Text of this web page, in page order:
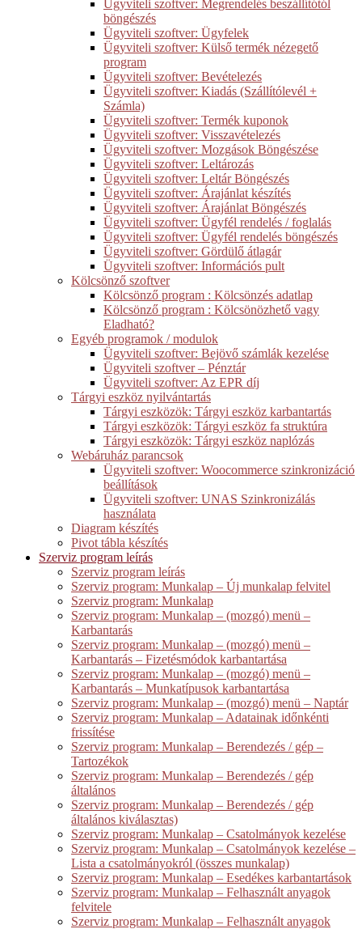
Ügyviteli szoftver: Megrendelés beszállítótól
böngészés
Ügyviteli szoftver: Ügyfelek
Ügyviteli szoftver: Külső termék nézegető
program
Ügyviteli szoftver: Bevételezés
Ügyviteli szoftver: Kiadás (Szállítólevél +
Számla)
Ügyviteli szoftver: Termék kuponok
Ügyviteli szoftver: Visszavételezés
Ügyviteli szoftver: Mozgások Böngészése
Ügyviteli szoftver: Leltározás
Ügyviteli szoftver: Leltár Böngészés
Ügyviteli szoftver: Árajánlat készítés
Ügyviteli szoftver: Árajánlat Böngészés
Ügyviteli szoftver: Ügyfél rendelés / foglalás
Ügyviteli szoftver: Ügyfél rendelés böngészés
Ügyviteli szoftver: Gördülő átlagár
Ügyviteli szoftver: Információs pult
Kölcsönző szoftver
Kölcsönző program : Kölcsönzés adatlap
Kölcsönző program : Kölcsönözhető vagy
Eladható?
Egyéb programok / modulok
Ügyviteli szoftver: Bejövő számlák kezelése
Ügyviteli szoftver – Pénztár
Ügyviteli szoftver: Az EPR díj
Tárgyi eszköz nyilvántartás
Tárgyi eszközök: Tárgyi eszköz karbantartás
Tárgyi eszközök: Tárgyi eszköz fa struktúra
Tárgyi eszközök: Tárgyi eszköz naplózás
Webáruház parancsok
Ügyviteli szoftver: Woocommerce szinkronizáció
beállítások
Ügyviteli szoftver: UNAS Szinkronizálás
használata
Diagram készítés
Pivot tábla készítés
Szerviz program leírás
Szerviz program leírás
Szerviz program: Munkalap – Új munkalap felvitel
Szerviz program: Munkalap
Szerviz program: Munkalap – (mozgó) menü –
Karbantarás
Szerviz program: Munkalap – (mozgó) menü –
Karbantarás – Fizetésmódok karbantartása
Szerviz program: Munkalap – (mozgó) menü –
Karbantarás – Munkatípusok karbantartása
Szerviz program: Munkalap – (mozgó) menü – Naptár
Szerviz program: Munkalap – Adatainak időnkénti
frissítése
Szerviz program: Munkalap – Berendezés / gép –
Tartozékok
Szerviz program: Munkalap – Berendezés / gép
általános
Szerviz program: Munkalap – Berendezés / gép
általános kiválasztas)
Szerviz program: Munkalap – Csatolmányok kezelése
Szerviz program: Munkalap – Csatolmányok kezelése –
Lista a csatolmányokról (összes munkalap)
Szerviz program: Munkalap – Esedékes karbantartások
Szerviz program: Munkalap – Felhasznált anyagok
felvitele
Szerviz program: Munkalap – Felhasznált anyagok